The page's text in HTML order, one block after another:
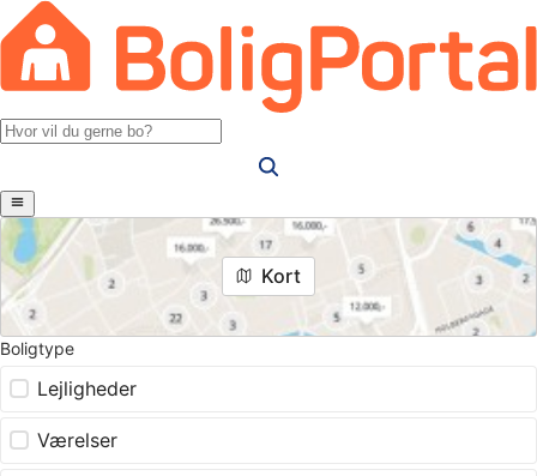
Kort
Boligtype
Lejligheder
Værelser